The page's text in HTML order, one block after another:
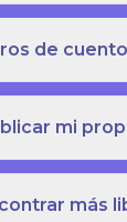
de
mi
más